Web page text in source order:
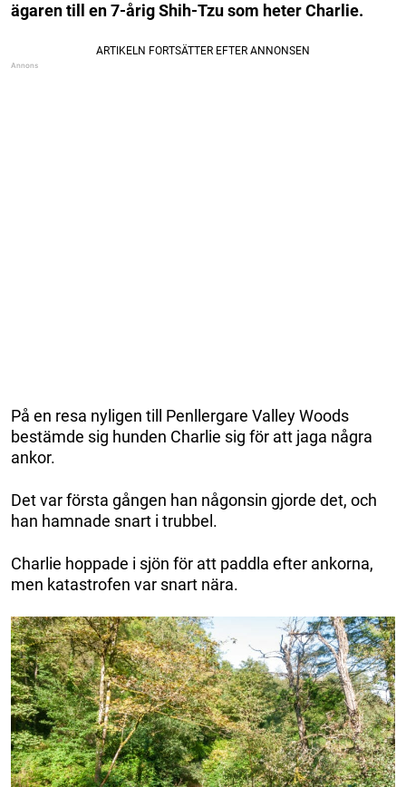
ägaren till en 7-årig Shih-Tzu som heter Charlie.
På en resa nyligen till Penllergare Valley Woods
bestämde sig hunden Charlie sig för att jaga några
ankor.
Det var första gången han någonsin gjorde det, och
han hamnade snart i trubbel.
Charlie hoppade i sjön för att paddla efter ankorna,
men katastrofen var snart nära.